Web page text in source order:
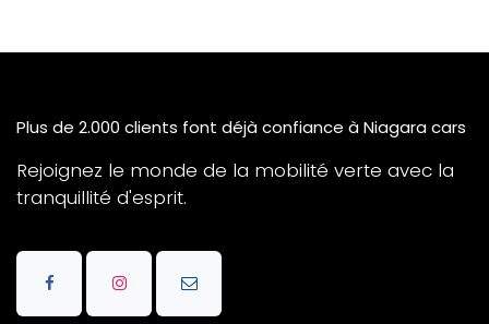
Plus de 2.000 clients font déjà confiance à Niagara cars
Rejoignez le monde de la mobilité verte avec la
tranquillité d'esprit.